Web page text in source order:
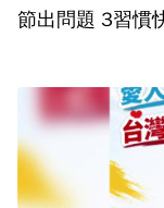
節出問題 3